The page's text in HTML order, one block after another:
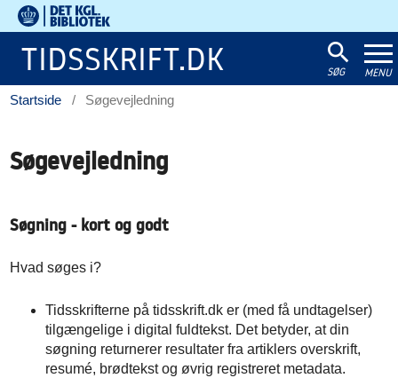
Det
Kgl.
Bibliotek
SØG MENU
TIDSSKRIFT.DK
Startside / Søgevejledning
Søgevejledning
Søgning - kort og godt
Hvad søges i?
Tidsskrifterne på tidsskrift.dk er (med få undtagelser)
tilgængelige i digital fuldtekst. Det betyder, at din
søgning returnerer resultater fra artiklers overskrift,
resumé, brødtekst og øvrig registreret metadata.